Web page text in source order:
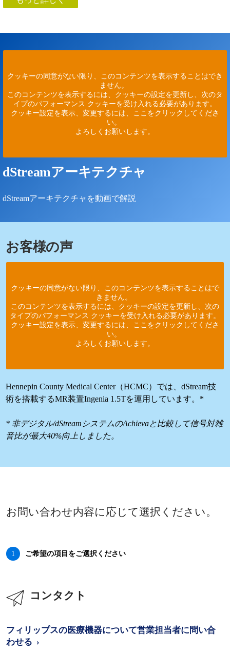
クッキーの同意がない限り、このコンテンツを表示することはでき
ません。
このコンテンツを表示するには、クッキーの設定を更新し、次のタ
イプのパフォーマンス クッキーを受け入れる必要があります。
クッキー設定を表示、変更するには、ここをクリックしてくださ
い。
よろしくお願いします。
dStreamアーキテクチャ
dStreamアーキテクチャを動画で解説
お客様の声
クッキーの同意がない限り、このコンテンツを表示することはで
きません。
このコンテンツを表示するには、クッキーの設定を更新し、次の
タイプのパフォーマンス クッキーを受け入れる必要があります。
クッキー設定を表示、変更するには、ここをクリックしてくださ
い。
よろしくお願いします。
Hennepin County Medical Center（HCMC）では、dStream技
術を搭載するMR装置Ingenia 1.5Tを運用しています。*
* 非デジタル/dStreamシステムのAchievaと比較して信号対雑
音比が最大40%向上しました。
お問い合わせ内容に応じて選択ください。
1 ご希望の項目をご選択ください
コンタクト
フィリップスの医療機器について営業担当者に問い合
わせる